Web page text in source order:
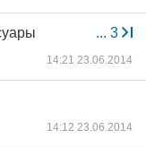
... 3
14:21 23.06.2014
14:12 23.06.2014